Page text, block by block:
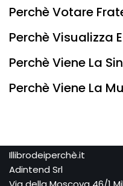
Perchè Votare
Perchè Visualizza
Perchè Viene La
Perchè Viene La
Illibrodeiperchè.it
Adintend Srl